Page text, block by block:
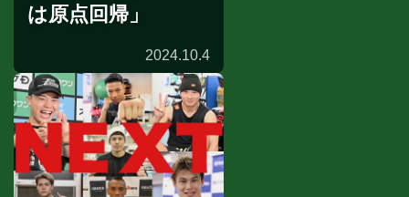
は原点回帰」
2024.10.4